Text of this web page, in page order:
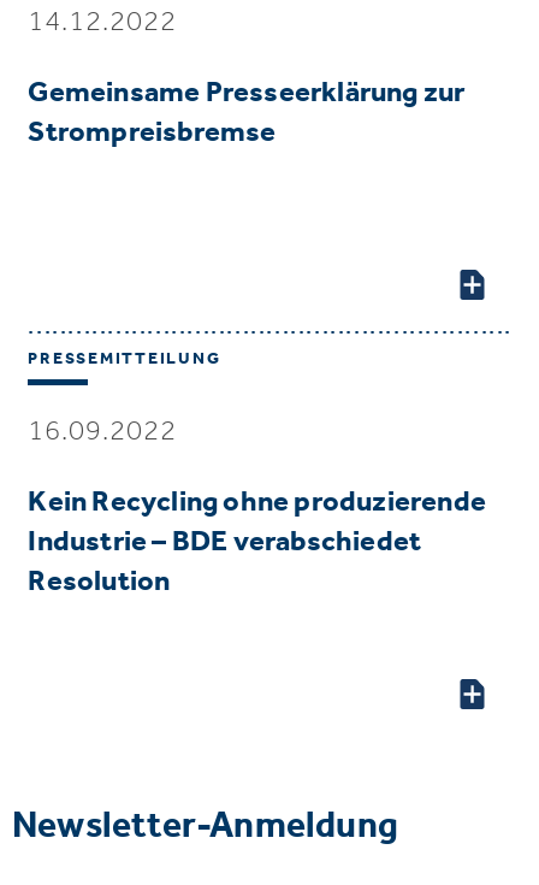
14.12.2022
Gemeinsame Presseerklärung zur
Strompreisbremse
PRESSEMITTEILUNG
16.09.2022
Kein Recycling ohne produzierende
Industrie – BDE verabschiedet
Resolution
Newsletter-Anmeldung